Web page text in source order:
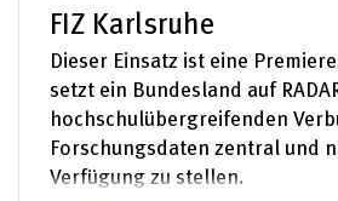
FIZ Karlsruhe
Dieser Einsatz ist eine
setzt ein Bundesland auf
hochschulübergreifenden
Forschungsdaten zentral und
Verfügung zu stellen.